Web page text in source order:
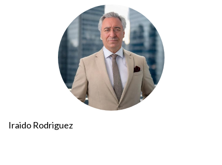
el proceso de venta, sino que también actuará como un filtro
profesional que te permitirá enfocarte en los compradores
serios mientras evitas las distracciones innecesarias. A lo largo
de este artículo, exploraremos casos reales que muestran
cómo un buen agente puede transformar la experiencia de
vender una propiedad.
Caso de Estudio 1: La Familia Pérez
La familia Pérez decidió vender su casa después de años de
Iraido Rodriguez